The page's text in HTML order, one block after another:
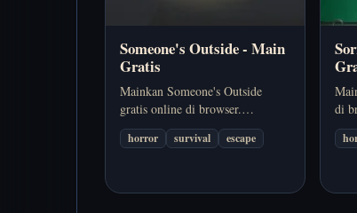
Someone's Outside - Main
Gratis
Mainkan Someone's Outside
gratis online di browser.
Someone's Outside adalah game
horor browser yang menjaga
jelas. Cocok kalau kamu ingin…
horror survival escape
di